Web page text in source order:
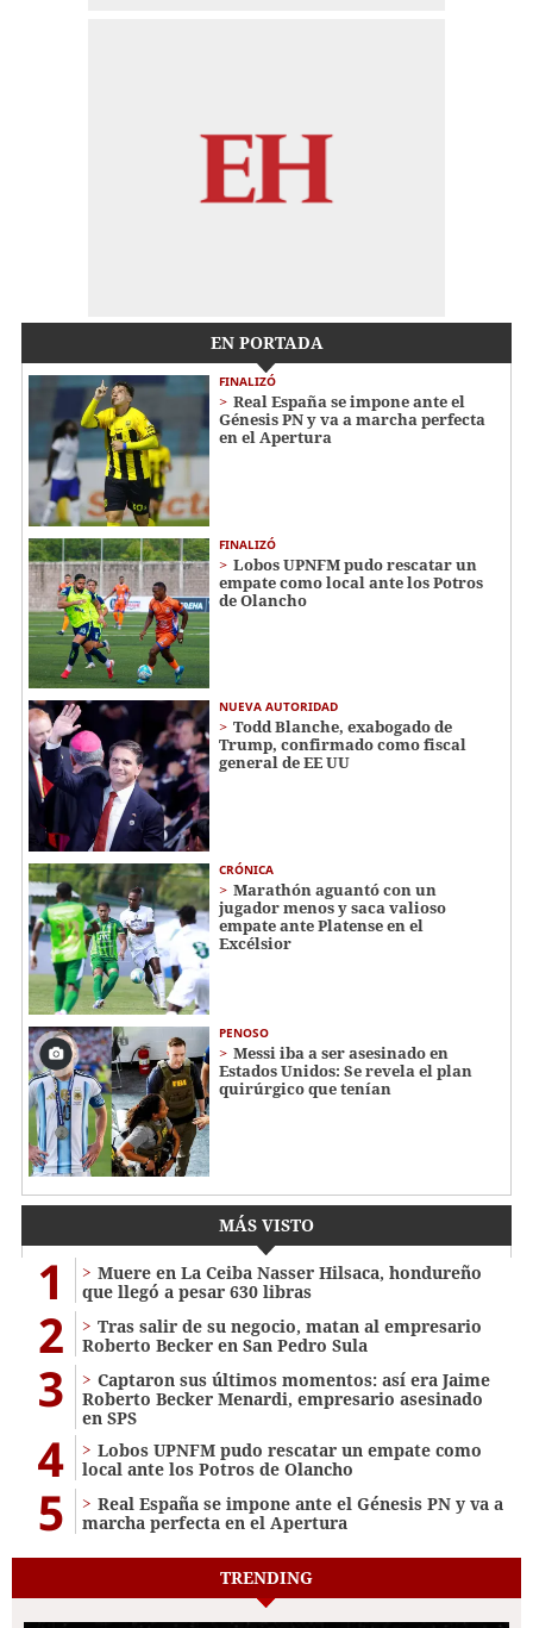
EN PORTADA
FINALIZÓ
Real España se impone ante el
Génesis PN y va a marcha perfecta
en el Apertura
FINALIZÓ
Lobos UPNFM pudo rescatar un
empate como local ante los Potros
de Olancho
NUEVA AUTORIDAD
Todd Blanche, exabogado de
Trump, confirmado como fiscal
general de EE UU
CRÓNICA
Marathón aguantó con un
jugador menos y saca valioso
empate ante Platense en el
Excélsior
PENOSO
Messi iba a ser asesinado en
Estados Unidos: Se revela el plan
quirúrgico que tenían
MÁS VISTO
1
Muere en La Ceiba Nasser Hilsaca, hondureño
que llegó a pesar 630 libras
2
Tras salir de su negocio, matan al empresario
Roberto Becker en San Pedro Sula
3
Captaron sus últimos momentos: así era Jaime
Roberto Becker Menardi​​​, empresario asesinado
en SPS
4
Lobos UPNFM pudo rescatar un empate como
local ante los Potros de Olancho
5
Real España se impone ante el Génesis PN y va a
marcha perfecta en el Apertura
TRENDING